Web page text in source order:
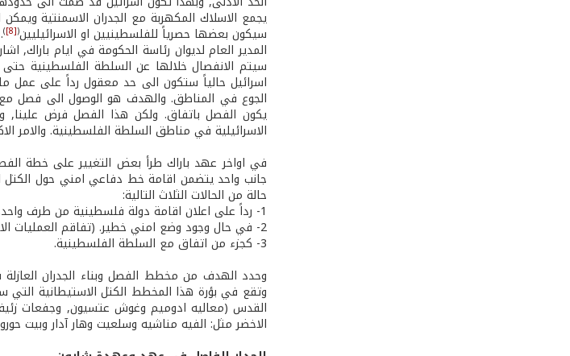
سيكون بعضها حصرياً للفلسطينيين او الاسرائيليين(
[8]
)
.
سيتم الانفصال خلالها عن السلطة الفلسطينية حتى
اسرائيل حالياً ستكون الى حد معقول رداً على
الجوع في المناطق. والهدف هو الوصول الى فصل مع
يكون الفصل باتفاق. ولكن هذا الفصل فرض علينا,
الاسرائيلية في مناطق السلطة الفلسطينية. والامر
في اواخر عهد باراك طرأ بعض التغيير على خطة
جانب واحد يتضمن اقامة خط دفاعي امني حول
حالة من الحالات الثلاث التالية:
1- ­رداً على اعلان اقامة دولة فلسطينية من طرف واحد.
2­- في حال وجود وضع امني خطير. (تفاقم العمليات الاستشهادية)
3­- كجزء من اتفاق مع السلطة الفلسطينية.
وحدد الهدف من مخطط الفصل وبناء الجدران
وتقع في بؤرة هذا المخطط الكتل الاستيطانية
القدس (معاليه ادوميم وغوش عتسيون, وجفعات
الاخضر مثل: الفيه مناشيه وسلعيت وهار آدار وبيت